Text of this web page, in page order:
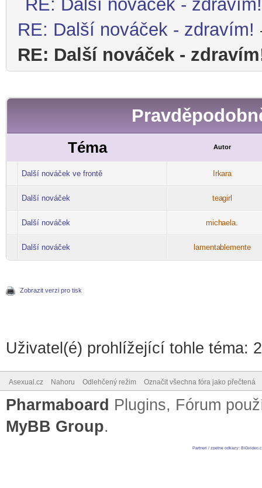
RE: Další nováček - zdravím!
RE: Další nováček - zdravím!
RE: Další nováček -
Téma Autor
Další nováček ve frontě Irkara
Další nováček teagirl
Další nováček michaela.
Další nováček lamentablemente
Zobrazit verzi pro tisk
Uživatel(é) prohlížející tohle téma:
Asexual.cz Nahoru Odlehčený režim Označit všechna fóra jako přečtená
Pharmaboard Plugins, Fórum
MyBB Group.
Partneri / zpetne odkazy: